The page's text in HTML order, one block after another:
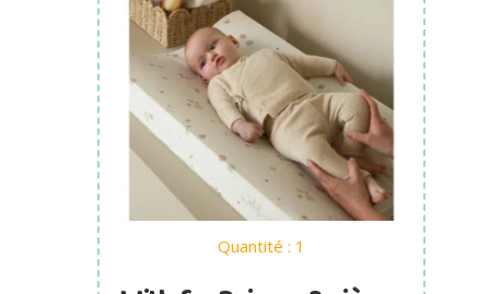
Quantité : 1
Ajouter au panier